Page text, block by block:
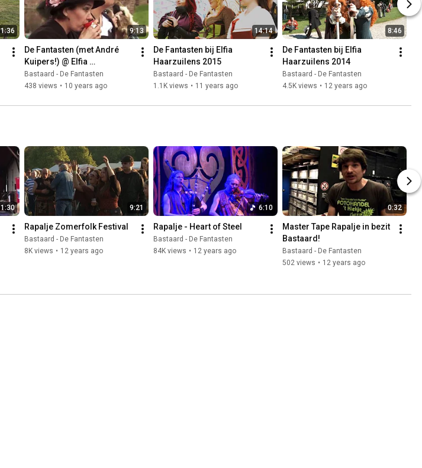
1:36 9:13
De Fantasten (met André
Kuipers!) @ Elfia
Haarzuilens 2016
Bastaard - De Fantasten
438 views • 10 years ago
14:14
De Fantasten bij Elfia
Haarzuilens 2015
Bastaard - De Fantasten
1.1K views • 11 years ago
8:46
De Fantasten bij Elfia
Haarzuilens 2014
Bastaard - De Fantasten
4.5K views • 12 years ago
1:30 9:21
Rapalje Zomerfolk Festival
Bastaard - De Fantasten
8K views • 12 years ago
6:10
Rapalje - Heart of Steel
Bastaard - De Fantasten
84K views • 12 years ago
0:32
Master Tape Rapalje in bezit
Bastaard!
Bastaard - De Fantasten
502 views • 12 years ago